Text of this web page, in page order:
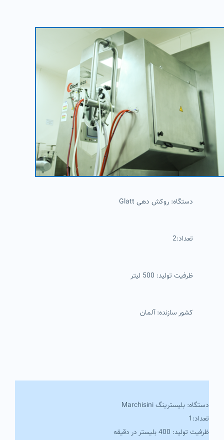
دستگاه: روکش دهی Glatt
تعداد:2
ظرفیت تولید: 500 لیتر
کشور سازنده: آلمان
دستگاه: بلیسترینگ Marchisini
تعداد:1
ظرفیت تولید: 400 بلیستر در دقیقه